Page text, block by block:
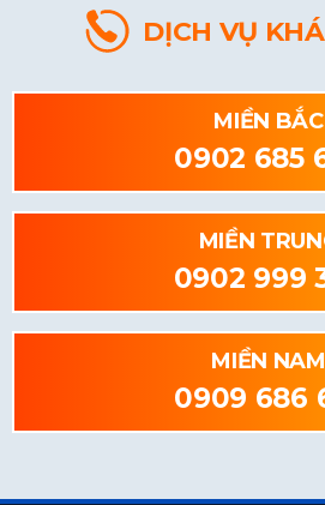
DỊCH VỤ
MIỀN BẮC
0902 685
MIỀN
0902 999
MIỀN NAM
0909 686